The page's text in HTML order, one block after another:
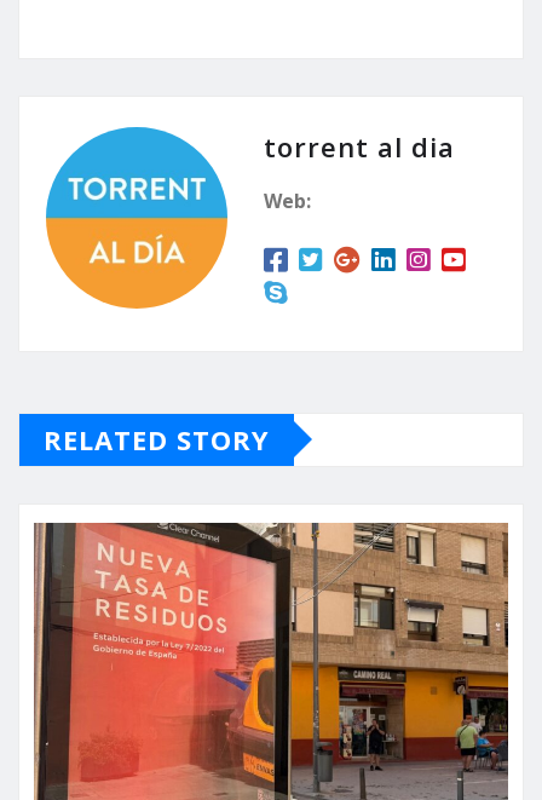
torrent al dia
Web:
RELATED STORY